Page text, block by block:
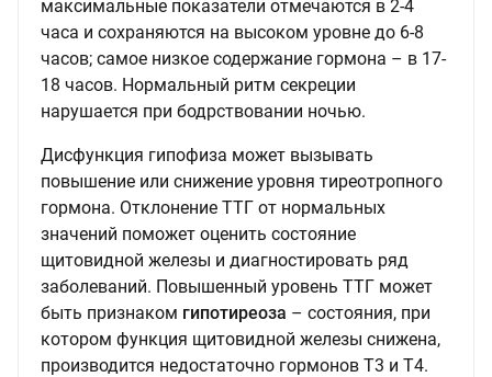
максимальные показатели отмечаются в 2-4
часа и сохраняются на высоком уровне до 6-8
часов; самое низкое содержание гормона – в 17-
18 часов. Нормальный ритм секреции
нарушается при бодрствовании ночью.
Дисфункция гипофиза может вызывать
повышение или снижение уровня тиреотропного
гормона. Отклонение ТТГ от нормальных
значений поможет оценить состояние
щитовидной железы и диагностировать ряд
заболеваний. Повышенный уровень ТТГ может
быть признаком гипотиреоза – состояния, при
котором функция щитовидной железы снижена,
производится недостаточно гормонов Т3 и Т4.